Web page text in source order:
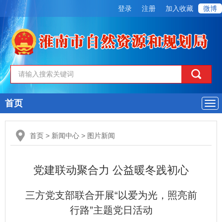
登录 注册 加入收藏 微博
导
航
首页
首页 > 新闻中心 > 图片新闻
党建联动聚合力 公益暖冬践初心
三方党支部联合开展“以爱为光，照亮前
行路”主题党日活动